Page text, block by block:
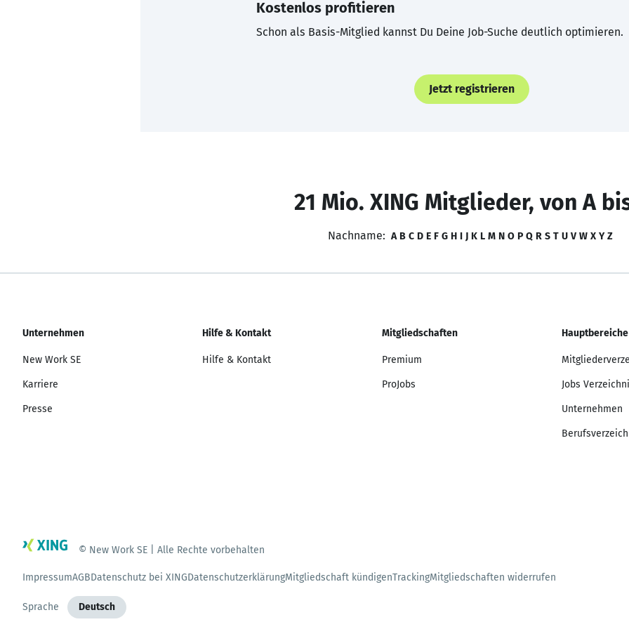
Kostenlos profitieren
Schon als Basis-Mitglied kannst Du Deine Job-Suche deutlich optimieren.
Jetzt registrieren
21 Mio. XING Mitglieder, von A
Nachname: A B C D E F G H I J K L M N O P Q R S T U V W X Y Z
Unternehmen
New Work SE
Karriere
Presse
Hilfe & Kontakt
Hilfe & Kontakt
Mitgliedschaften
Premium
ProJobs
Hauptbereiche
Jobs
Unternehmen
© New Work SE | Alle Rechte vorbehalten
ImpressumAGBDatenschutz bei XINGDatenschutzerklärungMitgliedschaft kündigenTrackingMitgliedschaften widerrufen
Sprache Deutsch